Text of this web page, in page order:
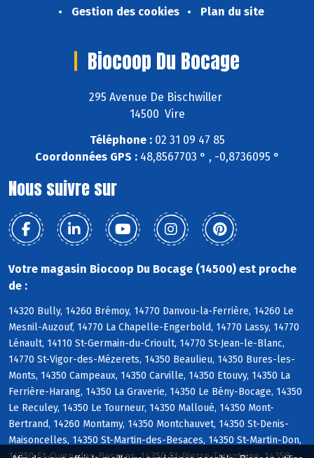
Gestion des cookies
Plan du site
Biocoop Du Bocage
295 Avenue De Bischwiller
14500 Vire
Téléphone :02 31 09 47 85
Coordonnées GPS :48,8567703 ° , -0,8736095 °
Nous suivre sur
Votre magasin Biocoop Du Bocage (14500) est proche
de :
14320 Bully, 14260 Brémoy, 14770 Danvou-la-Ferrière, 14260 Le
Mesnil-Auzouf, 14770 La Chapelle-Engerbold, 14770 Lassy, 14770
Lénault, 14110 St-Germain-du-Crioult, 14770 St-Jean-le-Blanc,
14770 St-Vigor-des-Mézerets, 14350 Beaulieu, 14350 Bures-les-
Monts, 14350 Campeaux, 14350 Carville, 14350 Etouvy, 14350 La
Ferrière-Harang, 14350 La Graverie, 14350 Le Bény-Bocage, 14350
Le Reculey, 14350 Le Tourneur, 14350 Malloué, 14350 Mont-
Bertrand, 14260 Montamy, 14350 Montchauvet, 14350 St-Denis-
Maisoncelles, 14350 St-Martin-des-Besaces, 14350 St-Martin-Don,